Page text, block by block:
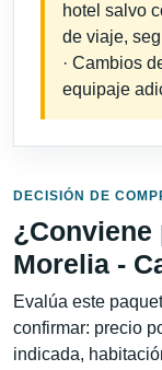
hotel salvo
de viaje,
· Cambios
equipaje
DECISIÓN DE
¿Conviene
Morelia -
Evalúa este
confirmar: precio
indicada,